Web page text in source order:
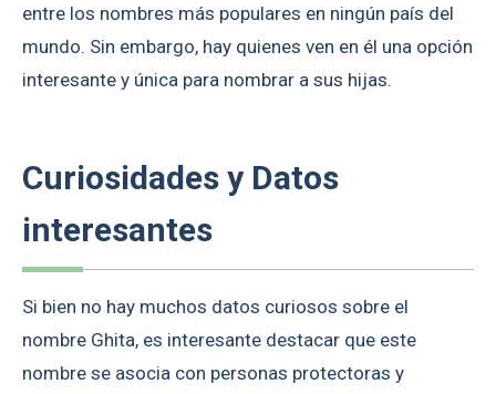
entre los nombres más populares en ningún país del
mundo. Sin embargo, hay quienes ven en él una opción
interesante y única para nombrar a sus hijas.
Curiosidades y Datos
interesantes
Si bien no hay muchos datos curiosos sobre el
nombre Ghita, es interesante destacar que este
nombre se asocia con personas protectoras y